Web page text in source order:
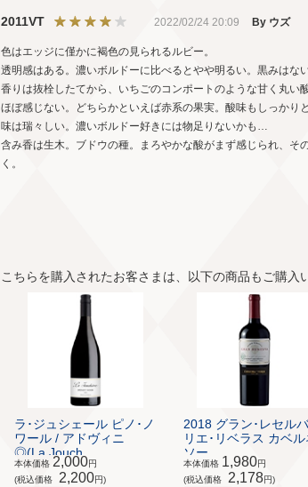
2011VT 2022/02/24 20:09 By ウズ
色はエッジに僅かに褐色の見られるルビー。
透明感はある。濃いボルドーに比べるとやや明るい。黒みはな
香りは抜栓したてから、いちごのコンポートのような甘く丸
ほぼ感じない。どちらかといえば赤系の果実。酸味もしっかり
味は瑞々しい。濃いボルドー好きには物足りないかも…
含み香は生木。ブドウの種。まろやかな酸がまず感じられ、
く。
こちらを購入されたお客さまは、以下の商品もご購入
ラ･ジュシェール ピノ･ノ
ワール / アドヴィニ
◎(La Jouch...
本体価格 2,000円
(税込価格
2,200円)
2018 グラン･レセル
リエ･リベラス カベル
ソー...
本体価格 1,980円
(税込価格
2,178円)